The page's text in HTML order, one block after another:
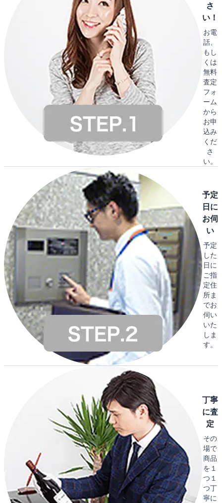
さ
い！
お電
話、
もし
くは
無料
査定
フォ
ーム
から
お申
込み
くだ
さ
い。
予定
日に
お伺
い
予定
した
日に
ご指
定住
所ま
でお
伺い
いた
しま
す。
丁寧
に査
定
その
場で
商品
を１
つ１
つ丁
寧に